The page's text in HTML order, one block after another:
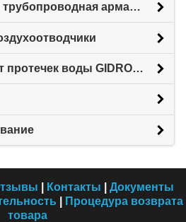
Запорная и прочая трубопроводная арматура
Система защиты от протечек воды GIDROLOCK
Контакты
Документы
Процедура возврата
товара